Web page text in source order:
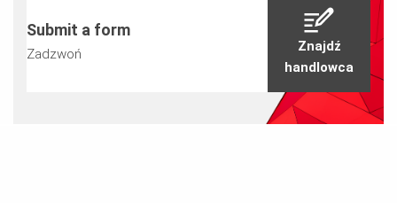
Submit a form
Zadzwoń
Znajdź
handlowca